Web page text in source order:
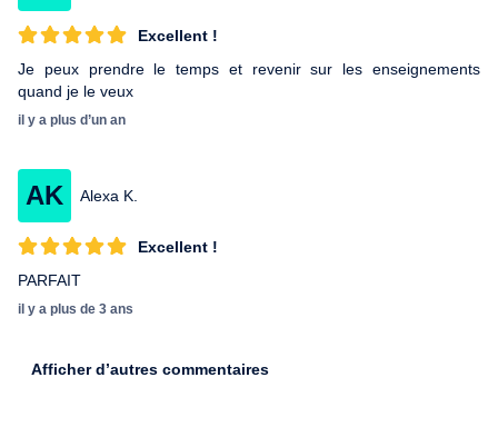
Excellent !
Je peux prendre le temps et revenir sur les enseignements
quand je le veux
il y a plus d’un an
AK Alexa K.
Excellent !
PARFAIT
il y a plus de 3 ans
Afficher d’autres commentaires